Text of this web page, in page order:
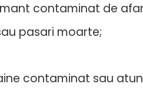
contaminat de
pasari moarte;
contaminat sau